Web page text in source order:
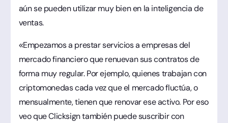
aún se pueden utilizar muy bien en la inteligencia de
ventas.
«Empezamos a prestar servicios a empresas del
mercado financiero que renuevan sus contratos de
forma muy regular. Por ejemplo, quienes trabajan con
criptomonedas cada vez que el mercado fluctúa, o
mensualmente, tienen que renovar ese activo. Por eso
veo que Clicksign también puede suscribir con